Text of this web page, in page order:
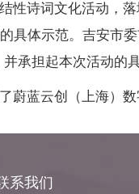
性诗词文化活动，
具体示范。吉安市
承担起本次活动的
蔚蓝云创 （上海）
系我们